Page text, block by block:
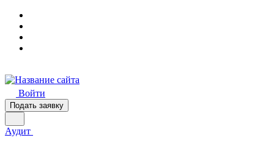
Войти
Подать заявку
Аудит